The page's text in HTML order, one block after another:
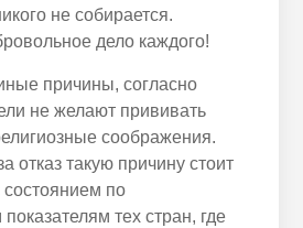
не собирается.
дело каждого!
причины, согласно
не желают прививать
соображения.
отказ такую причину стоит
состоянием по
тех стран, где